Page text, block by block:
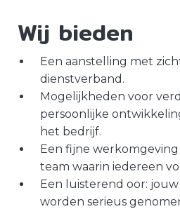
Wij bieden
Een aanstelling met
dienstverband.
Mogelijkheden voor
persoonlijke
het bedrijf.
Een fijne
team waarin iedereen
Een luisterend oor:
worden serieus